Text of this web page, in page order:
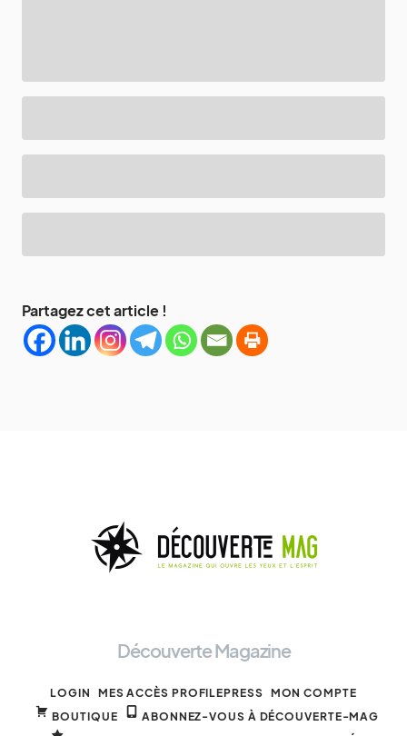
Partagez cet article !
Découverte Magazine
LOGIN MES ACCÈS PROFILEPRESS MON COMPTE
BOUTIQUE
ABONNEZ-VOUS À DÉCOUVERTE-MAG